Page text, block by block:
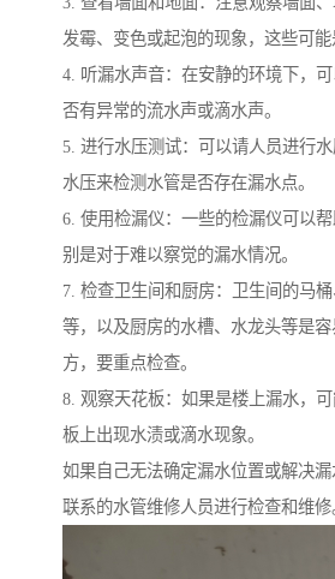
发霉、变色或起泡的现象，这些可能
4. 听漏水声音：在安静的环境下，
否有异常的流水声或滴水声。
5. 进行水压测试：可以请人员进行
水压来检测水管是否存在漏水点。
6. 使用检漏仪：一些的检漏仪可以
别是对于难以察觉的漏水情况。
7. 检查卫生间和厨房：卫生间的马
等，以及厨房的水槽、水龙头等是
方，要重点检查。
8. 观察天花板：如果是楼上漏水，
板上出现水渍或滴水现象。
如果自己无法确定漏水位置或解决
联系的水管维修人员进行检查和维修